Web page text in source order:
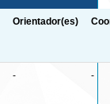
Orientador(es)
- -